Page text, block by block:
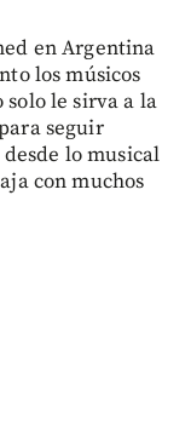
en Argentina
los músicos
solo le sirva a la
seguir
lo musical
con muchos